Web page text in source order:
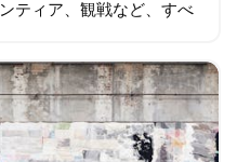
ティア、観戦など、すべ